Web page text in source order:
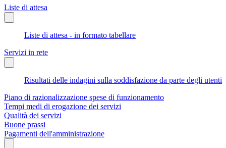
Liste di attesa
Liste di attesa - in formato tabellare
Servizi in rete
Risultati delle indagini sulla soddisfazione da parte degli utenti
Piano di razionalizzazione spese di funzionamento
Tempi medi di erogazione dei servizi
Qualità dei servizi
Buone prassi
Pagamenti dell'amministrazione